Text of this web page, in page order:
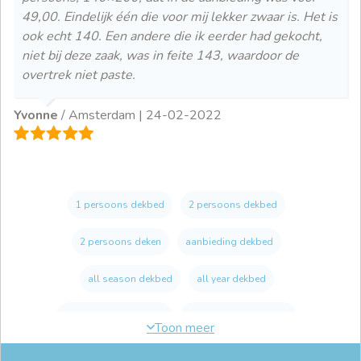
49,00. Eindelijk één die voor mij lekker zwaar is. Het is
ook echt 140. Een andere die ik eerder had gekocht,
niet bij deze zaak, was in feite 143, waardoor de
overtrek niet paste.
Yvonne / Amsterdam | 24-02-2022
1 persoons dekbed 2 persoons dekbed
2 persoons deken aanbieding dekbed
all season dekbed all year dekbed